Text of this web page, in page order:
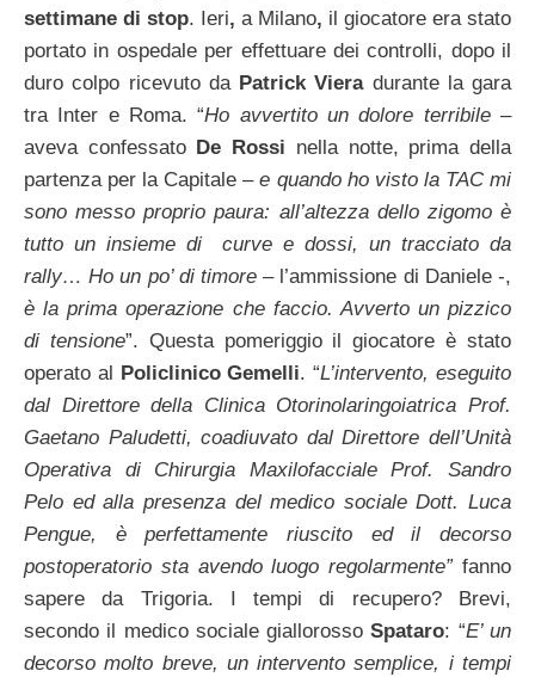
settimane di stop. Ieri, a Milano, il giocatore era stato
portato in ospedale per effettuare dei controlli, dopo il
duro colpo ricevuto da Patrick Viera durante la gara
tra Inter e Roma. “Ho avvertito un dolore terribile–
aveva confessato De Rossi nella notte, prima della
partenza per la Capitale –e quando ho visto la TAC mi
sono messo proprio paura: all’altezza dello zigomo è
tutto un insieme di curve e dossi, un tracciato da
rally… Ho un po’ di timore – l’ammissione di Daniele -,
è la prima operazione che faccio. Avverto un pizzico
di tensione”. Questa pomeriggio il giocatore è stato
operato al
Policlinico Gemelli. “L’intervento, eseguito
dal Direttore della Clinica Otorinolaringoiatrica Prof.
Gaetano Paludetti, coadiuvato dal Direttore dell’Unità
Operativa di Chirurgia Maxilofacciale Prof. Sandro
Pelo ed alla presenza del medico sociale Dott. Luca
Pengue, è perfettamente riuscito ed il decorso
postoperatorio sta avendo luogo regolarmente” fanno
sapere da Trigoria. I tempi di recupero? Brevi,
secondo il medico sociale giallorossoSpataro: “E’ un
decorso molto breve, un intervento semplice, i tempi